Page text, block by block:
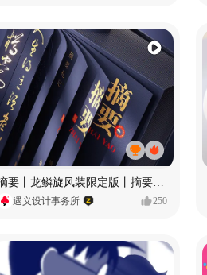
遇义设计事务所 250